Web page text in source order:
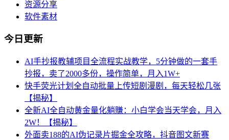
资源分享
软件素材
今日更新
AI手抄报教辅项目全流程实战教学，5分钟做的一套手
抄报，卖了2000多份，操作简单，月入1W+
快手荧光计划全自动批量上传短剧漫剧，每天轻松几张
【揭秘】
全新AI全自动黄金量化躺賺：小白学会当天学会，月入
2W！【揭秘】
外面卖188的AI伪记录片掘金全攻略，抖音图文新赛